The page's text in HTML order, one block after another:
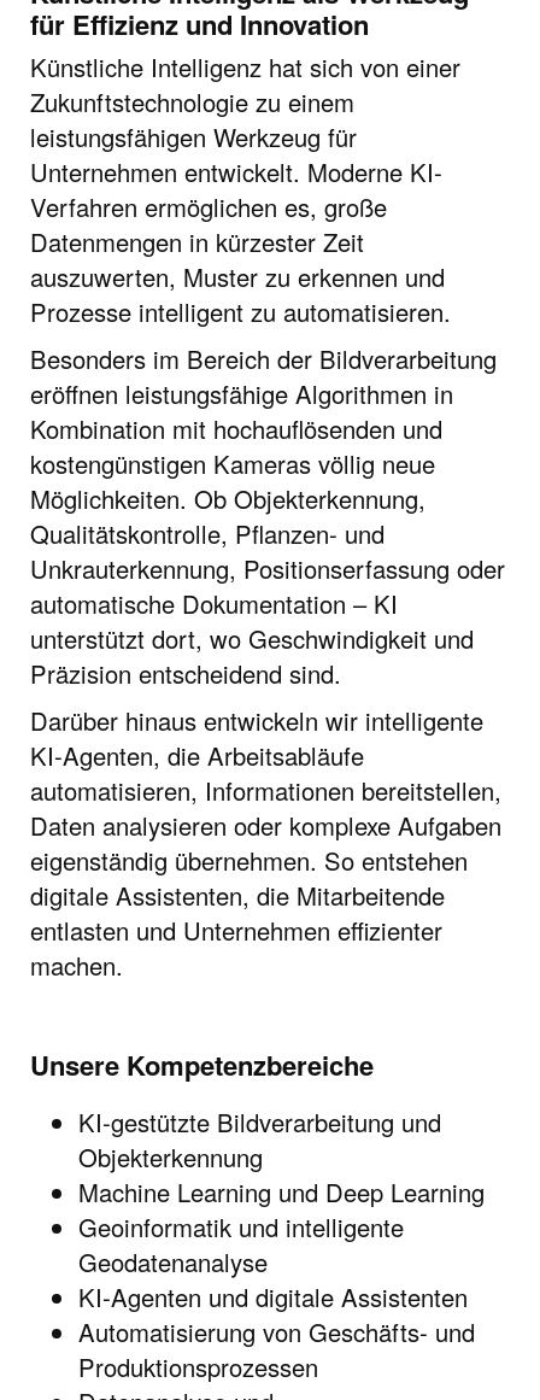
für Effizienz und Innovation
Künstliche Intelligenz hat sich von einer
Zukunftstechnologie zu einem
leistungsfähigen Werkzeug für
Unternehmen entwickelt. Moderne KI-
Verfahren ermöglichen es, große
Datenmengen in kürzester Zeit
auszuwerten, Muster zu erkennen und
Prozesse intelligent zu automatisieren.
Besonders im Bereich der Bildverarbeitung
eröffnen leistungsfähige Algorithmen in
Kombination mit hochauflösenden und
kostengünstigen Kameras völlig neue
Möglichkeiten. Ob Objekterkennung,
Qualitätskontrolle, Pflanzen- und
Unkrauterkennung, Positionserfassung oder
automatische Dokumentation – KI
unterstützt dort, wo Geschwindigkeit und
Präzision entscheidend sind.
Darüber hinaus entwickeln wir intelligente
KI-Agenten, die Arbeitsabläufe
automatisieren, Informationen bereitstellen,
Daten analysieren oder komplexe Aufgaben
eigenständig übernehmen. So entstehen
digitale Assistenten, die Mitarbeitende
entlasten und Unternehmen effizienter
machen.
Unsere Kompetenzbereiche
KI-gestützte Bildverarbeitung und
Objekterkennung
Machine Learning und Deep Learning
Geoinformatik und intelligente
Geodatenanalyse
KI-Agenten und digitale Assistenten
Automatisierung von Geschäfts- und
Produktionsprozessen